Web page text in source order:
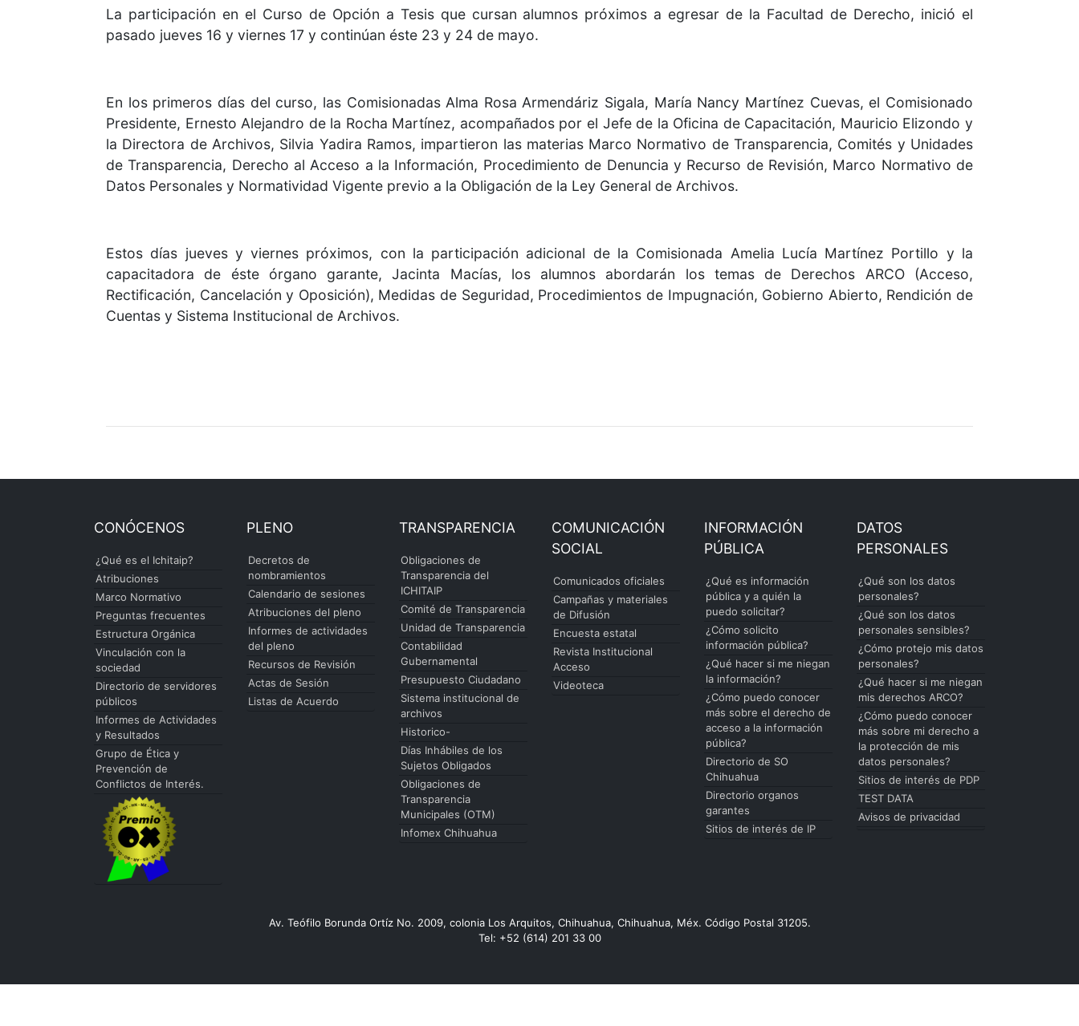
La participación en el Curso de Opción a Tesis que cursan alumnos próximos a egresar de la Facultad de Derecho, inició el
pasado jueves 16 y viernes 17 y continúan éste 23 y 24 de mayo.
En los primeros días del curso, las Comisionadas Alma Rosa Armendáriz Sigala, María Nancy Martínez Cuevas, el Comisionado
Presidente, Ernesto Alejandro de la Rocha Martínez, acompañados por el Jefe de la Oficina de Capacitación, Mauricio Elizondo y
la Directora de Archivos, Silvia Yadira Ramos, impartieron las materias Marco Normativo de Transparencia, Comités y Unidades
de Transparencia, Derecho al Acceso a la Información, Procedimiento de Denuncia y Recurso de Revisión, Marco Normativo de
Datos Personales y Normatividad Vigente previo a la Obligación de la Ley General de Archivos.
Estos días jueves y viernes próximos, con la participación adicional de la Comisionada Amelia Lucía Martínez Portillo y la
capacitadora de éste órgano garante, Jacinta Macías, los alumnos abordarán los temas de Derechos ARCO (Acceso,
Rectificación, Cancelación y Oposición), Medidas de Seguridad, Procedimientos de Impugnación, Gobierno Abierto, Rendición de
Cuentas y Sistema Institucional de Archivos.
CONÓCENOS
¿Qué es el Ichitaip?
Atribuciones
Marco Normativo
Preguntas frecuentes
Estructura Orgánica
Vinculación con la
sociedad
Directorio de servidores
públicos
Informes de Actividades
y Resultados
Grupo de Ética y
Prevención de
Conflictos de Interés.
PLENO
Decretos de
nombramientos
Calendario de sesiones
Atribuciones del pleno
Informes de actividades
del pleno
Recursos de Revisión
Actas de Sesión
Listas de Acuerdo
TRANSPARENCIA
Obligaciones de
Transparencia del
ICHITAIP
Comité de Transparencia
Unidad de Transparencia
Contabilidad
Gubernamental
Presupuesto Ciudadano
Sistema institucional de
archivos
Historico-
Días Inhábiles de los
Sujetos Obligados
Obligaciones de
Transparencia
Municipales (OTM)
Infomex Chihuahua
COMUNICACIÓN
SOCIAL
Comunicados oficiales
Campañas y materiales
de Difusión
Encuesta estatal
Revista Institucional
Acceso
Videoteca
INFORMACIÓN
PÚBLICA
¿Qué es información
pública y a quién la
puedo solicitar?
¿Cómo solicito
información pública?
¿Qué hacer si me niegan
la información?
¿Cómo puedo conocer
más sobre el derecho de
acceso a la información
pública?
Directorio de SO
Chihuahua
Directorio organos
garantes
Sitios de interés de IP
DATOS
PERSONALES
¿Qué son los datos
personales?
¿Qué son los datos
personales sensibles?
¿Cómo protejo mis datos
personales?
¿Qué hacer si me niegan
mis derechos ARCO?
¿Cómo puedo conocer
más sobre mi derecho a
la protección de mis
datos personales?
Sitios de interés de PDP
TEST DATA
Avisos de privacidad
Av. Teófilo Borunda Ortíz No. 2009, colonia Los Arquitos, Chihuahua, Chihuahua, Méx. Código Postal 31205.
Tel: +52 (614) 201 33 00